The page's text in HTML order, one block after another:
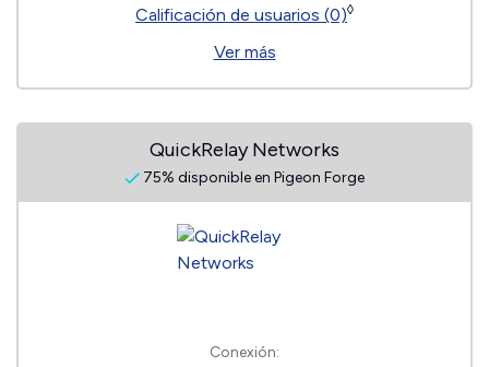
Calificación de usuarios (0)◊
Ver más
QuickRelay Networks
75% disponible en Pigeon Forge
Conexión: